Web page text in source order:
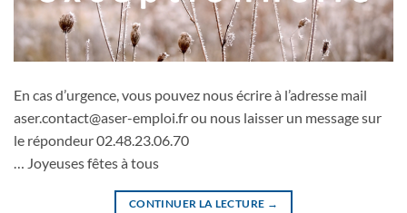
En cas d’urgence, vous pouvez nous écrire à l’adresse mail
aser.contact@aser-emploi.fr ou nous laisser un message sur
le répondeur 02.48.23.06.70
… Joyeuses fêtes à tous
CONTINUER LA LECTURE →